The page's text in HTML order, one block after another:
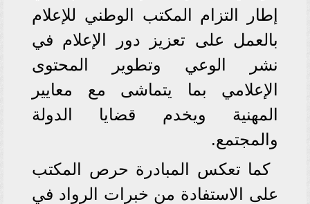
إطار التزام المكتب الوطني للإعلام
بالعمل على تعزيز دور الإعلام في
نشر الوعي وتطوير المحتوى
الإعلامي بما يتماشى مع معايير
المهنية ويخدم قضايا الدولة
والمجتمع.
كما تعكس المبادرة حرص المكتب
على الاستفادة من خبرات الرواد في